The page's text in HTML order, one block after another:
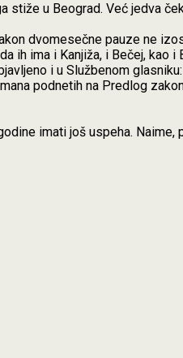
stiže u Beograd. Već jedva
dvomesečne pauze ne
ih ima i Kanjiža, i Bečej, kao
i u Službenom
podnetih na Predlog
imati još uspeha.